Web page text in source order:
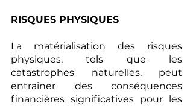
RISQUES PHYSIQUES
La matérialisation des risques
physiques, tels que les
catastrophes naturelles, peut
entraîner des conséquences
financières significatives pour les